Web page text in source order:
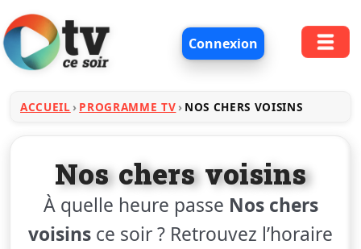
Connexion
ACCUEIL PROGRAMME TV NOS CHERS VOISINS
Nos chers voisins
À quelle heure passe Nos chers
voisins ce soir ? Retrouvez l’horaire